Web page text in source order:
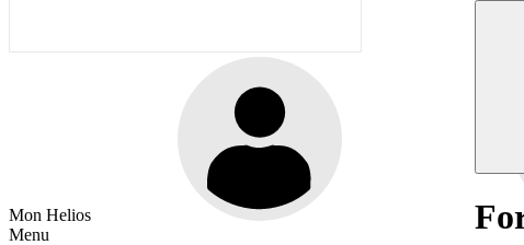
Mon Helios
Menu